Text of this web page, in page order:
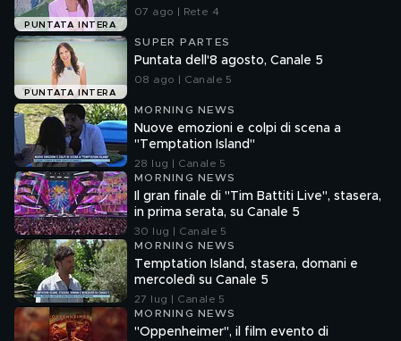
PUNTATA INTERA
07 ago | Rete 4
PUNTATA INTERA
SUPER PARTES
Puntata dell'8 agosto, Canale 5
08 ago | Canale 5
MORNING NEWS
Nuove emozioni e colpi di scena a
"Temptation Island"
28 lug | Canale 5
MORNING NEWS
Il gran finale di "Tim Battiti Live", stasera,
in prima serata, su Canale 5
30 lug | Canale 5
MORNING NEWS
Temptation Island, stasera, domani e
mercoledì su Canale 5
27 lug | Canale 5
MORNING NEWS
"Oppenheimer", il film evento di